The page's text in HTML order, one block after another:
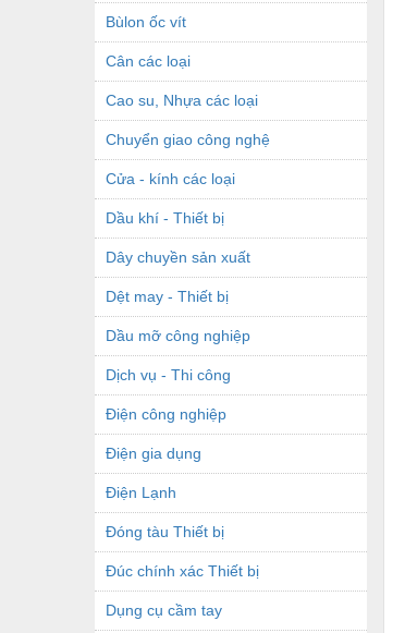
Bùlon ốc vít
Cân các loại
Cao su, Nhựa các loại
Chuyển giao công nghệ
Cửa - kính các loại
Dầu khí - Thiết bị
Dây chuyền sản xuất
Dệt may - Thiết bị
Dầu mỡ công nghiệp
Dịch vụ - Thi công
Điện công nghiệp
Điện gia dụng
Điện Lạnh
Đóng tàu Thiết bị
Đúc chính xác Thiết bị
Dụng cụ cầm tay